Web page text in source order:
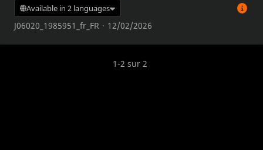
Available in 2 languages
J06020_1985951_fr_FR · 12/02/2026
1-2 sur 2